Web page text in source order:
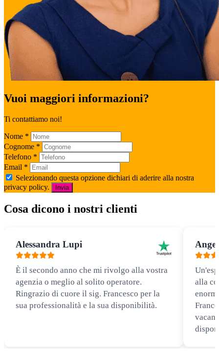
Vuoi maggiori informazioni?
Ti contattiamo noi!
Nome *
Cognome *
Telefono *
Email *
Selezionando questa opzione dichiari di aderire alla nostra
privacy policy.
Invia
Cosa dicono i nostri clienti
Alessandra Lupi
È il secondo anno che mi rivolgo alla vostra
agenzia o meglio al solito operatore.
Ringrazio di cuore il sig. Francesco per la
sua professionalità e la sua disponibilità.
alla